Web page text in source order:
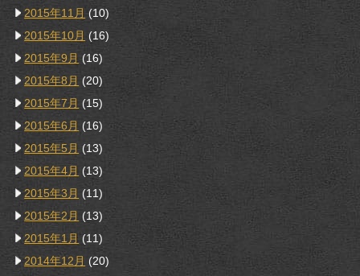
2015年11月 (10)
2015年10月 (16)
2015年9月 (16)
2015年8月 (20)
2015年7月 (15)
2015年6月 (16)
2015年5月 (13)
2015年4月 (13)
2015年3月 (11)
2015年2月 (13)
2015年1月 (11)
2014年12月 (20)